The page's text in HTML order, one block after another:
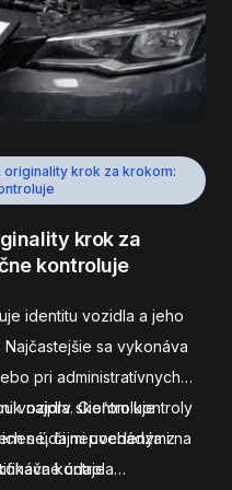
krok za krokom:
krok za
kontroluje
identitu vozidla a jeho
sa vykonáva
pri administratívnych
vozidla. Cieľom kontroly
či nepochádza z
údaje
najprv skontroluje
s údajmi uvedenými na
kontrola